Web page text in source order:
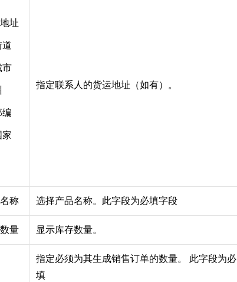
址
道
市
编
家
指定联系人的货运地址（如有）。
称 选择产品名称。此字段为必填字段
量 显示库存数量。
指定必须为其生成销售订单的数量。 此字段为必
填